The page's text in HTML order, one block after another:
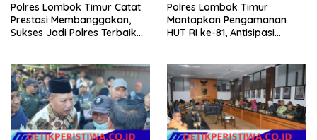
Polres Lombok Timur Catat
Prestasi Membanggakan,
Sukses Jadi Polres Terbaik
Polres Lombok Timur
Mantapkan Pengamanan
HUT RI ke-81, Antisipasi